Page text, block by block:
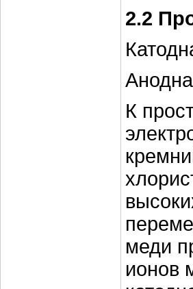
2.2
К
меди
ионов